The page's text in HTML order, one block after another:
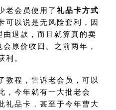
老会员使用了 礼品卡方式
可以说是无风险套利，因
退款，而且就算真的卖
原价收回。之前两年，
利。
教程，告诉老会员，可以
，今年就有一大批老会
礼品卡，甚至于今年曹大